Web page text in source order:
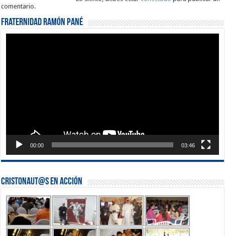
comentario.
Fraternidad Ramón Pané
00:00 03:46
Cristonaut@s en Acción